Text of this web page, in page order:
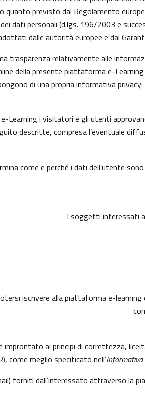
previsto dal Regolamento
dati personali (d.lgs. 196/2003 e
dalle autorità europee e dal
trasparenza relativamente alle
della presente piattaforma e-
di una propria informativa
Learning i visitatori e gli utenti
descritte, compresa l’eventuale
come e perché i dati dell’utente
I soggetti interessati
iscrivere alla piattaforma e-
ai principi di correttezza,
come meglio specificato nell’
forniti dall’interessato attraverso